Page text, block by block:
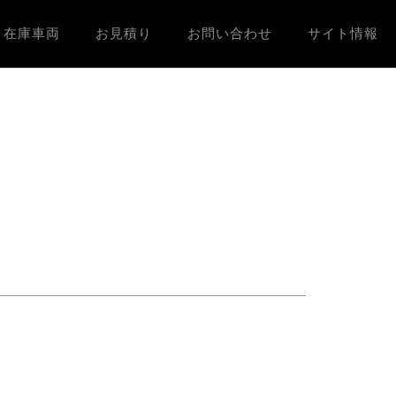
在庫車両 お見積り お問い合わせ サイト情報